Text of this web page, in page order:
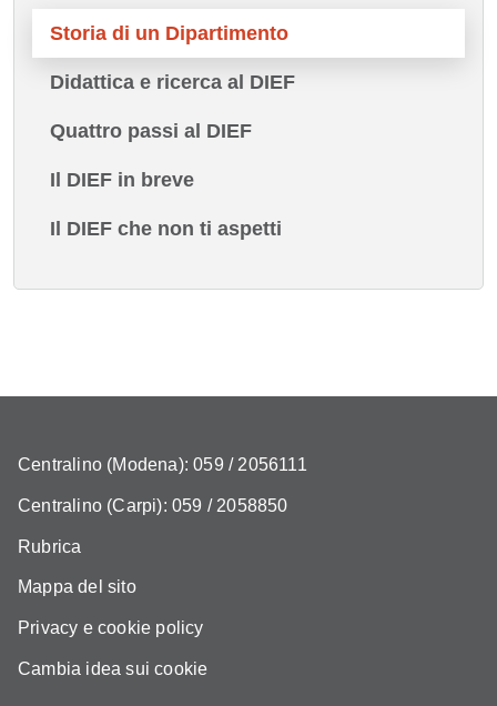
Storia di un Dipartimento
Didattica e ricerca al DIEF
Quattro passi al DIEF
Il DIEF in breve
Il DIEF che non ti aspetti
Centralino (Modena): 059 / 2056111
Centralino (Carpi): 059 / 2058850
Rubrica
Mappa del sito
Privacy e cookie policy
Cambia idea sui cookie